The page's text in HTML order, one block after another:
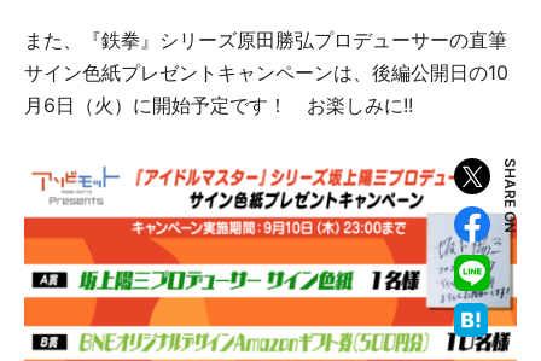
また、『鉄拳』シリーズ原田勝弘プロデューサーの直筆
サイン色紙プレゼントキャンペーンは、後編公開日の10
月6日（火）に開始予定です！ お楽しみに!!
SHARE ON